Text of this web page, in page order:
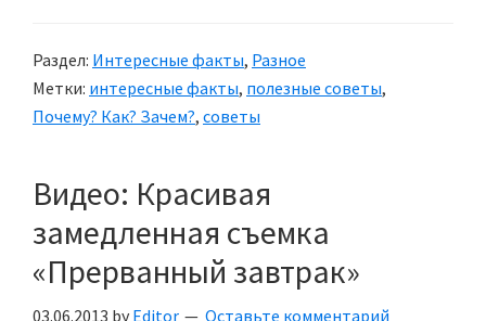
деньги
Раздел: Интересные факты, Разное
Метки: интересные факты, полезные советы,
Почему? Как? Зачем?, советы
Видео: Красивая
замедленная съемка
«Прерванный завтрак»
03.06.2013 by Editor Оставьте комментарий